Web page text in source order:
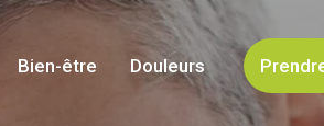
Bien-être Douleurs